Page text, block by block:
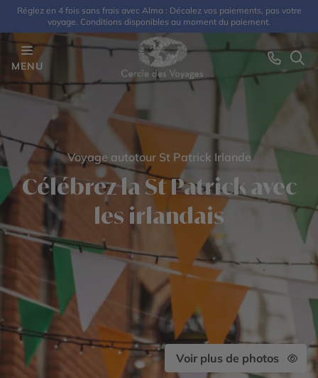
Réglez en 4 fois sans frais avec Alma : Décalez vos paiements, pas votre
voyage. Conditions disponibles au moment du paiement.
MENU
Voyage autotour St Patrick Irlande
Célébrez la St Patrick avec
les irlandais
Voir plus de photos